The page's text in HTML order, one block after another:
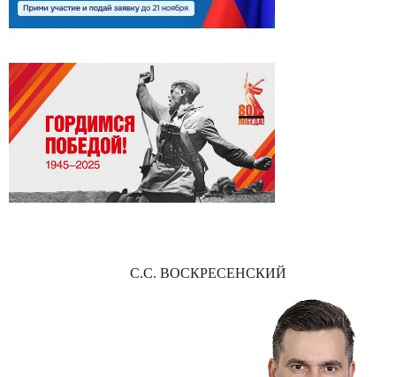
С.С. ВОСКРЕСЕНСКИЙ